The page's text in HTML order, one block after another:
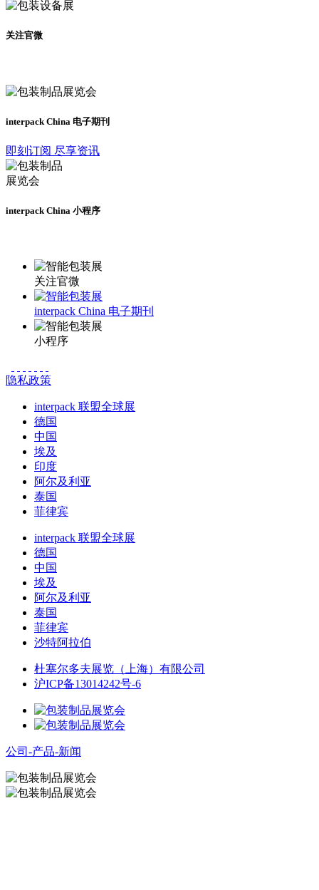
关注官微
interpack China 电子期刊
即刻订阅 尽享资讯
interpack China 小程序
关注官微
interpack China 电子期刊
小程序
隐私政策
interpack 联盟全球展
德国
中国
埃及
印度
阿尔及利亚
泰国
菲律宾
interpack 联盟全球展
德国
中国
埃及
阿尔及利亚
泰国
菲律宾
沙特阿拉伯
杜塞尔多夫展览（上海）有限公司
沪ICP备13014242号-6
公司-产品-新闻